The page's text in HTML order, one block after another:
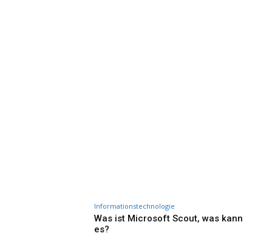
Informationstechnologie
Was ist Microsoft Scout, was kann
es?